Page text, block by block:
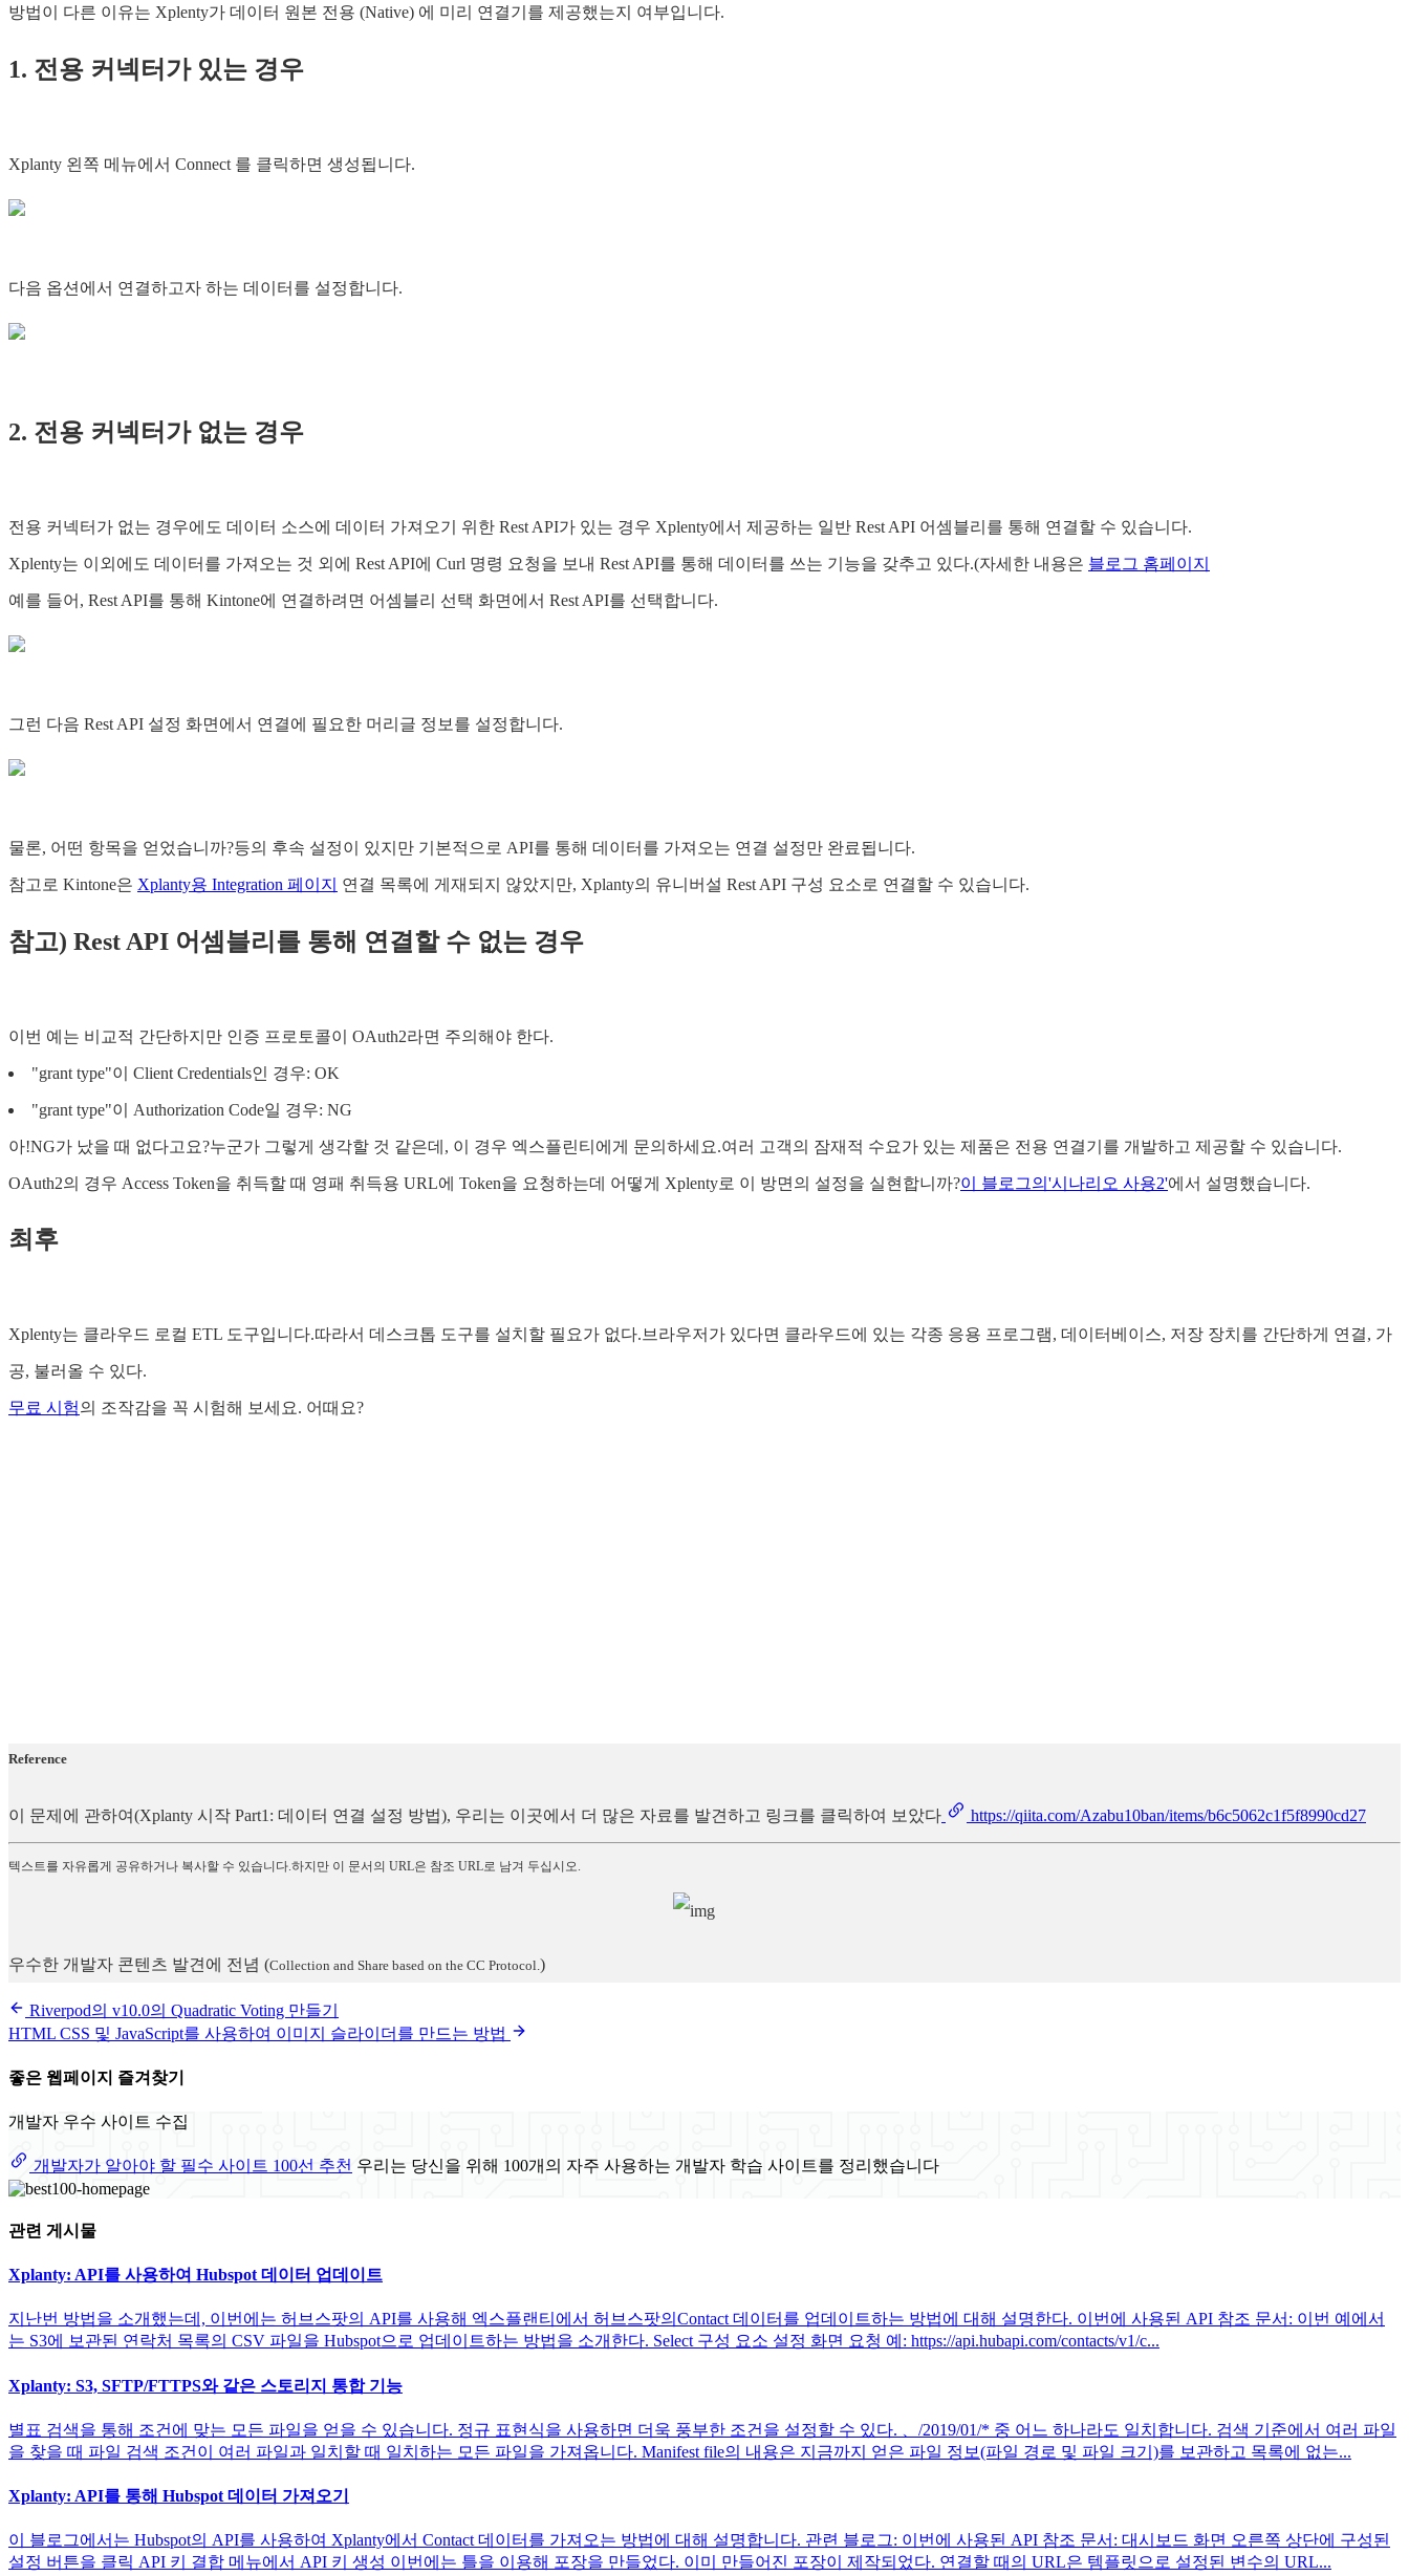
방법이 다른 이유는 Xplenty가 데이터 원본 전용 (Native) 에 미리 연결기를 제공했는지 여부입니다.
1. 전용 커넥터가 있는 경우
Xplanty 왼쪽 메뉴에서 Connect 를 클릭하면 생성됩니다.
다음 옵션에서 연결하고자 하는 데이터를 설정합니다.
2. 전용 커넥터가 없는 경우
전용 커넥터가 없는 경우에도 데이터 소스에 데이터 가져오기 위한 Rest API가 있는 경우 Xplenty에서 제공하는 일반 Rest API 어셈블리를 통해 연결할 수 있습니다.
Xplenty는 이외에도 데이터를 가져오는 것 외에 Rest API에 Curl 명령 요청을 보내 Rest API를 통해 데이터를 쓰는 기능을 갖추고 있다.(자세한 내용은 블로그 홈페이지
예를 들어, Rest API를 통해 Kintone에 연결하려면 어셈블리 선택 화면에서 Rest API를 선택합니다.
그런 다음 Rest API 설정 화면에서 연결에 필요한 머리글 정보를 설정합니다.
물론, 어떤 항목을 얻었습니까?등의 후속 설정이 있지만 기본적으로 API를 통해 데이터를 가져오는 연결 설정만 완료됩니다.
참고로 Kintone은 Xplanty용 Integration 페이지 연결 목록에 게재되지 않았지만, Xplanty의 유니버설 Rest API 구성 요소로 연결할 수 있습니다.
참고) Rest API 어셈블리를 통해 연결할 수 없는 경우
이번 예는 비교적 간단하지만 인증 프로토콜이 OAuth2라면 주의해야 한다.
"grant type"이 Client Credentials인 경우: OK
"grant type"이 Authorization Code일 경우: NG
아!NG가 났을 때 없다고요?누군가 그렇게 생각할 것 같은데, 이 경우 엑스플린티에게 문의하세요.여러 고객의 잠재적 수요가 있는 제품은 전용 연결기를 개발하고 제공할 수 있습니다.
OAuth2의 경우 Access Token을 취득할 때 영패 취득용 URL에 Token을 요청하는데 어떻게 Xplenty로 이 방면의 설정을 실현합니까?이 블로그의'시나리오 사용2'에서 설명했습니다.
최후
Xplenty는 클라우드 로컬 ETL 도구입니다.따라서 데스크톱 도구를 설치할 필요가 없다.브라우저가 있다면 클라우드에 있는 각종 응용 프로그램, 데이터베이스, 저장 장치를 간단하게 연결, 가
공, 불러올 수 있다.
무료 시험의 조작감을 꼭 시험해 보세요. 어때요?
Reference
이 문제에 관하여(Xplanty 시작 Part1: 데이터 연결 설정 방법), 우리는 이곳에서 더 많은 자료를 발견하고 링크를 클릭하여 보았다 https://qiita.com/Azabu10ban/items/b6c5062c1f5f8990cd27
텍스트를 자유롭게 공유하거나 복사할 수 있습니다.하지만 이 문서의 URL은 참조 URL로 남겨 두십시오.
우수한 개발자 콘텐츠 발견에 전념 (Collection and Share based on the CC Protocol. )
Riverpod의 v10.0의 Quadratic Voting 만들기
HTML CSS 및 JavaScript를 사용하여 이미지 슬라이더를 만드는 방법
좋은 웹페이지 즐겨찾기
개발자 우수 사이트 수집
개발자가 알아야 할 필수 사이트 100선 추천 우리는 당신을 위해 100개의 자주 사용하는 개발자 학습 사이트를 정리했습니다
관련 게시물
Xplanty: API를 사용하여 Hubspot 데이터 업데이트
지난번 방법을 소개했는데, 이번에는 허브스팟의 API를 사용해 엑스플랜티에서 허브스팟의Contact 데이터를 업데이트하는 방법에 대해 설명한다. 이번에 사용된 API 참조 문서: 이번 예에서
는 S3에 보관된 연락처 목록의 CSV 파일을 Hubspot으로 업데이트하는 방법을 소개한다. Select 구성 요소 설정 화면 요청 예: https://api.hubapi.com/contacts/v1/c...
Xplanty: S3, SFTP/FTTPS와 같은 스토리지 통합 기능
별표 검색을 통해 조건에 맞는 모든 파일을 얻을 수 있습니다. 정규 표현식을 사용하면 더욱 풍부한 조건을 설정할 수 있다. 、/2019/01/* 중 어느 하나라도 일치합니다. 검색 기준에서 여러 파일
을 찾을 때 파일 검색 조건이 여러 파일과 일치할 때 일치하는 모든 파일을 가져옵니다. Manifest file의 내용은 지금까지 얻은 파일 정보(파일 경로 및 파일 크기)를 보관하고 목록에 없는...
Xplanty: API를 통해 Hubspot 데이터 가져오기
이 블로그에서는 Hubspot의 API를 사용하여 Xplanty에서 Contact 데이터를 가져오는 방법에 대해 설명합니다. 관련 블로그: 이번에 사용된 API 참조 문서: 대시보드 화면 오른쪽 상단에 구성된
설정 버튼을 클릭 API 키 결합 메뉴에서 API 키 생성 이번에는 틀을 이용해 포장을 만들었다. 이미 만들어진 포장이 제작되었다. 연결할 때의 URL은 템플릿으로 설정된 변수의 URL...